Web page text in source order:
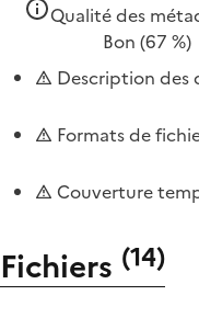
Qualité des
Bon (67 %)
Description des
Formats de
Couverture
Fichiers (14)